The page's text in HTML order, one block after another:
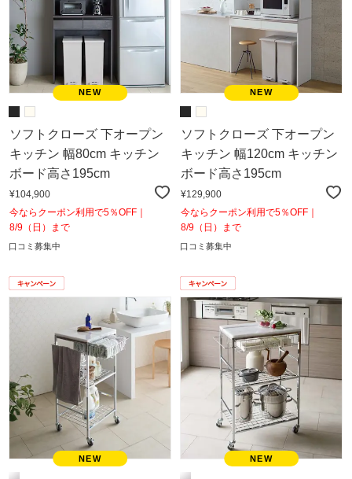
ソフトクローズ 下オープン
キッチン 幅80cm キッチン
ボード高さ195cm
¥104,900
今ならクーポン利用で5％OFF｜
8/9（日）まで
口コミ募集中
ソフトクローズ 下オープン
キッチン 幅120cm キッチン
ボード高さ195cm
¥129,900
今ならクーポン利用で5％OFF｜
8/9（日）まで
口コミ募集中